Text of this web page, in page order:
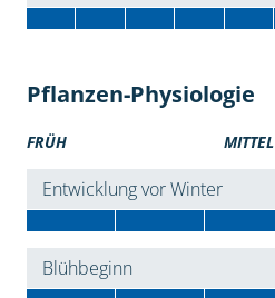
Pflanzen-Physiologie
FRÜH MITTEL
Entwicklung vor Winter
Blühbeginn